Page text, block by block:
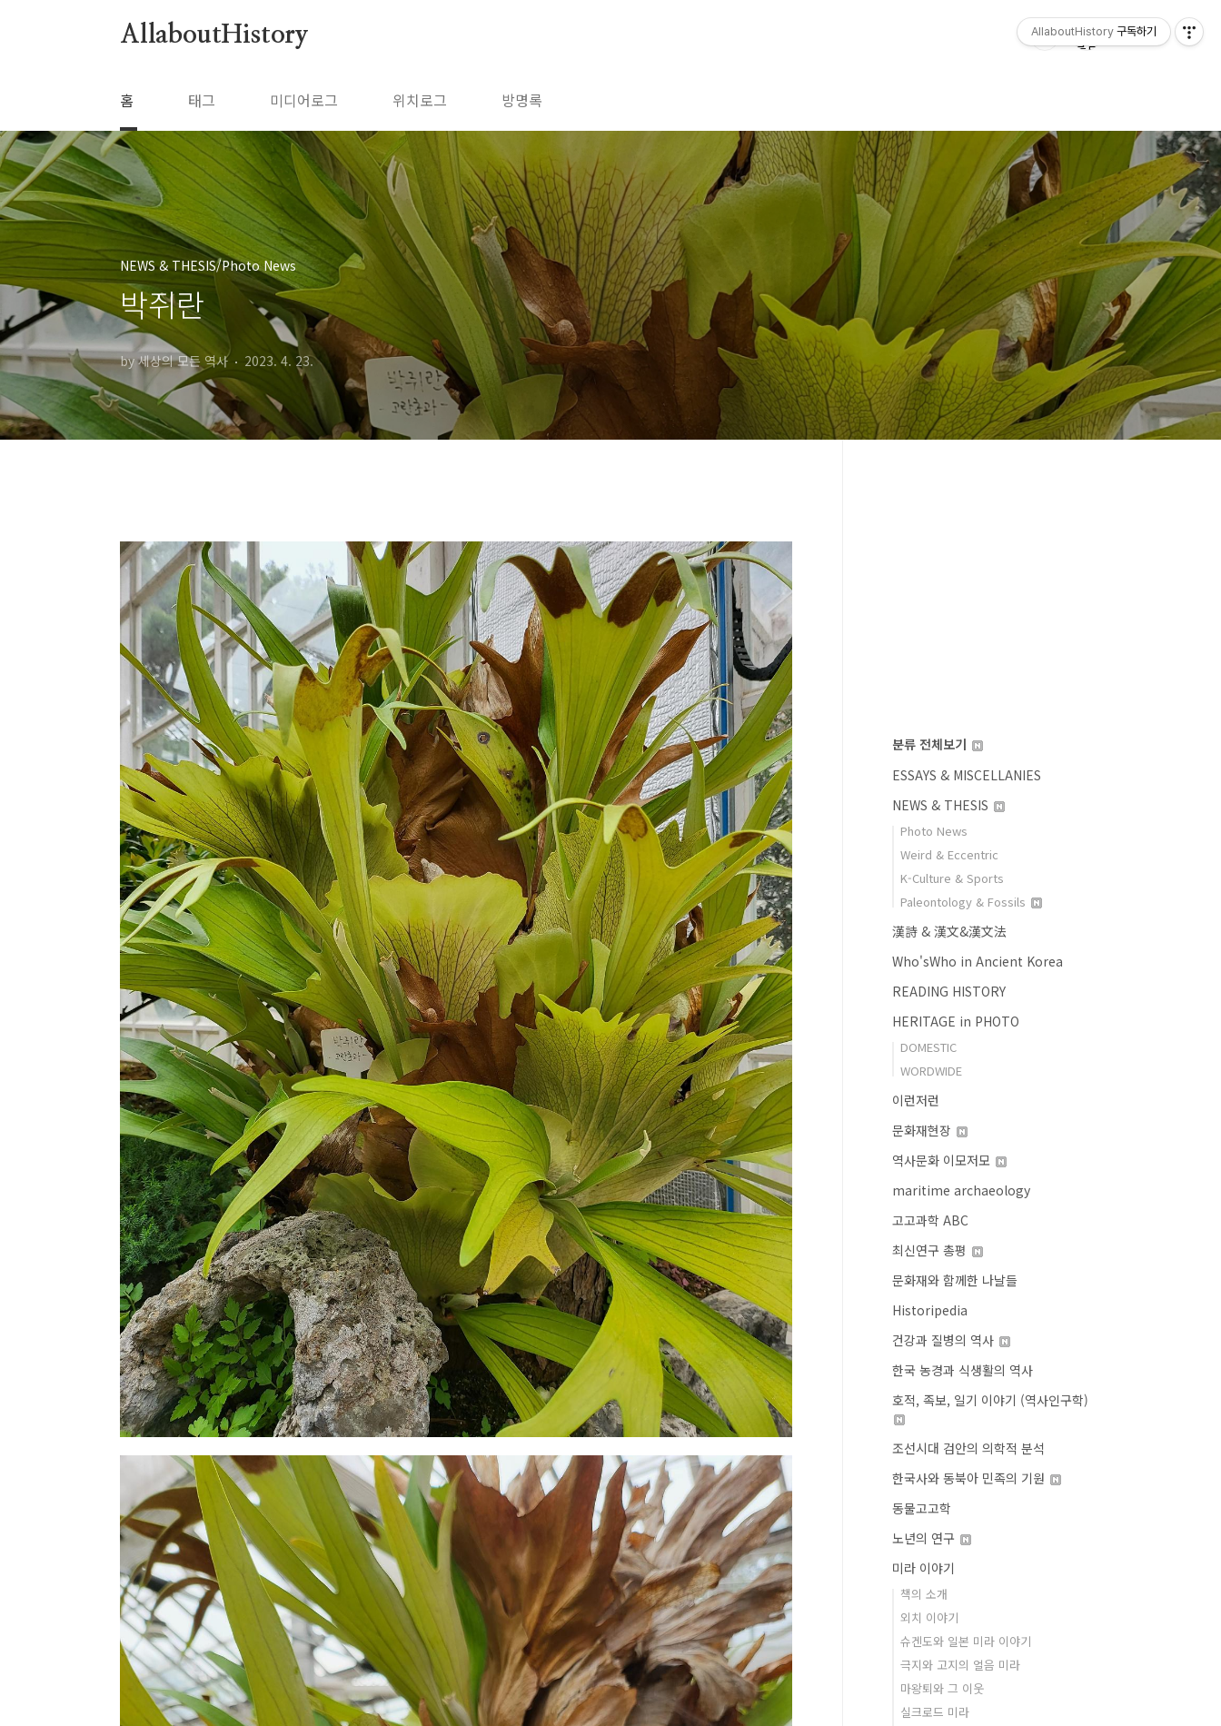
AllaboutHistory
홈 태그 미디어로그 위치로그 방명록
NEWS & THESIS/Photo News
박쥐란
by 세상의 모든 역사 2023. 4. 23.
분류 전체보기
ESSAYS & MISCELLANIES
NEWS & THESIS
Photo News
Weird & Eccentric
K-Culture & Sports
Paleontology & Fossils
漢詩 & 漢文&漢文法
Who'sWho in Ancient Korea
READING HISTORY
HERITAGE in PHOTO
DOMESTIC
WORDWIDE
이런저런
문화재현장
역사문화 이모저모
maritime archaeology
고고과학 ABC
최신연구 총평
문화재와 함께한 나날들
Historipedia
건강과 질병의 역사
한국 농경과 식생활의 역사
호적, 족보, 일기 이야기 (역사인구학)
조선시대 검안의 의학적 분석
한국사와 동북아 민족의 기원
동물고고학
노년의 연구
미라 이야기
책의 소개
외치 이야기
슈겐도와 일본 미라 이야기
극지와 고지의 얼음 미라
마왕퇴와 그 이웃
실크로드 미라
AllaboutHistory 구독하기